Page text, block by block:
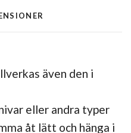
även den i
eller andra typer
åt lätt och hänga i